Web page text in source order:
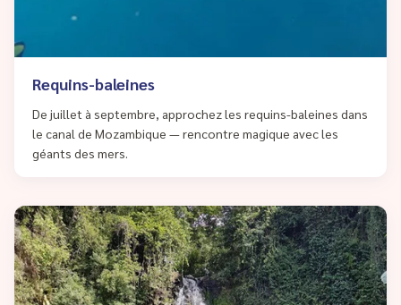
Requins-baleines
De juillet à septembre, approchez les requins-baleines dans
le canal de Mozambique — rencontre magique avec les
géants des mers.